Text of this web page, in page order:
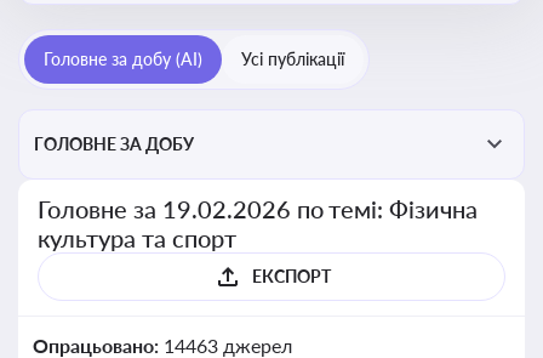
потенціалу, соціального захисту та ефективної
реалізації державної політики у цій галузі
Головне за добу (AI) Усі публікації
ГОЛОВНЕ ЗА ДОБУ
Головне за 19.02.2026 по темі: Фізична
культура та спорт
ЕКСПОРТ
Опрацьовано: 14463 джерел